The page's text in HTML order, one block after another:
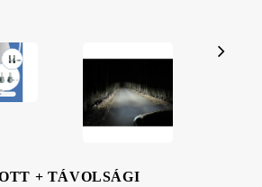
+ TÁVOLSÁGI